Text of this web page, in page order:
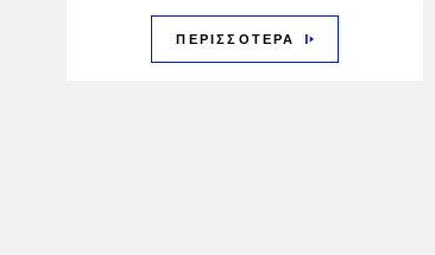
ΠΕΡΙΣΣΟΤΕΡΑ